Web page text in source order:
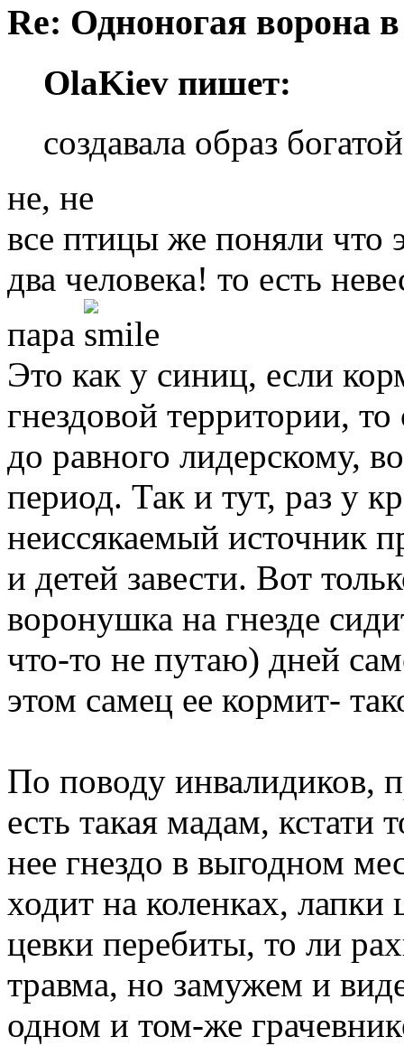
Re: Одноногая ворона
OlaKiev пишет:
создавала образ
не, не
все птицы же поняли что
два человека! то есть
пара
Это как у синиц, если
гнездовой территории, то
до равного лидерскому,
период. Так и тут, раз у
неиссякаемый источник
и детей завести. Вот
воронушка на гнезде
что-то не путаю) дней
этом самец ее кормит-
По поводу инвалидиков,
есть такая мадам, кстати
нее гнездо в выгодном
ходит на коленках,
цевки перебиты, то ли
травма, но замужем и
одном и том-же